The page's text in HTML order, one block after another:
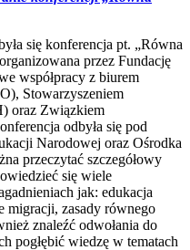
się konferencja pt. „Równa
przez Fundację
współpracy z biurem
Stowarzyszeniem
oraz Związkiem
odbyła się pod
Narodowej oraz Ośrodka
przeczytać szczegółowy
się wiele
jak: edukacja
migracji, zasady równego
znaleźć odwołania do
pogłębić wiedzę w tematach